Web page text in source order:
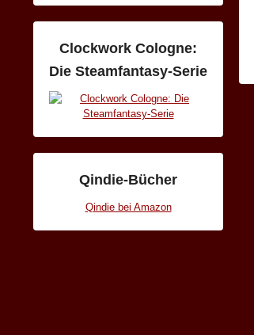
Clockwork Cologne:
Die Steamfantasy-Serie
Qindie-Bücher
Qindie bei Amazon